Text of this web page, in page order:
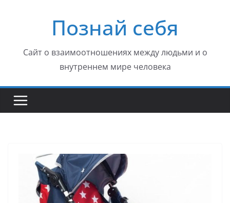
содержимомуПознай себя
Сайт о взаимоотношениях между людьми и о
внутреннем мире человека